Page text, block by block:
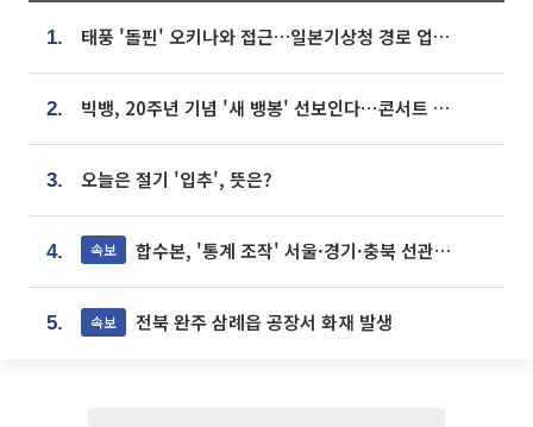
1. 태풍 '돌핀' 오키나와 접근…일본기상청 경로 업데이트
2. 빅뱅, 20주년 기념 '새 뱅봉' 선보인다⋯콘서트 앞두고 팝업 개최
3. 오늘은 절기 '입추', 뜻은?
4. 속보 합수본, '통계 조작' 서울·경기·충북 선관위 등 추가 압수수색
5. 속보 전북 완주 삼례읍 공장서 화재 발생